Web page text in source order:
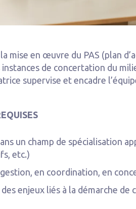
mise en œuvre du PAS (plan
de concertation du
supervise et encadre
un champ de spécialisation
etc.)
en coordination, en
des enjeux liés à la démarche